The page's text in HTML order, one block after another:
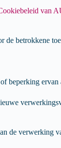
van
de betrokkene
beperking ervan
verwerking